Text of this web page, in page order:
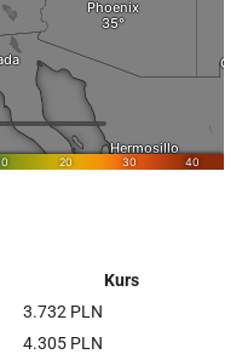
Kurs
3.732 PLN
4.305 PLN